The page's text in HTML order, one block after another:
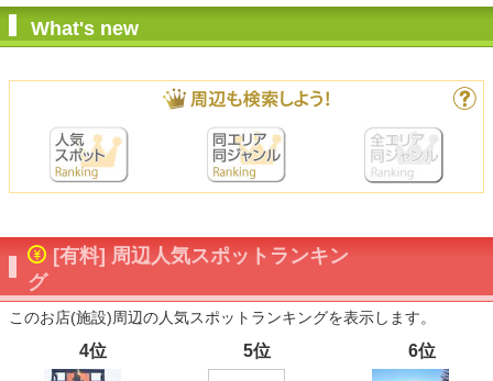
What's new
[有料] 周辺人気スポットランキン
グ
このお店(施設)周辺の人気スポットランキングを表示します。
4位 5位 6位